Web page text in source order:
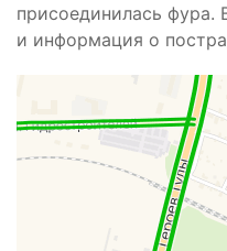
присоединилась фура.
и информация о